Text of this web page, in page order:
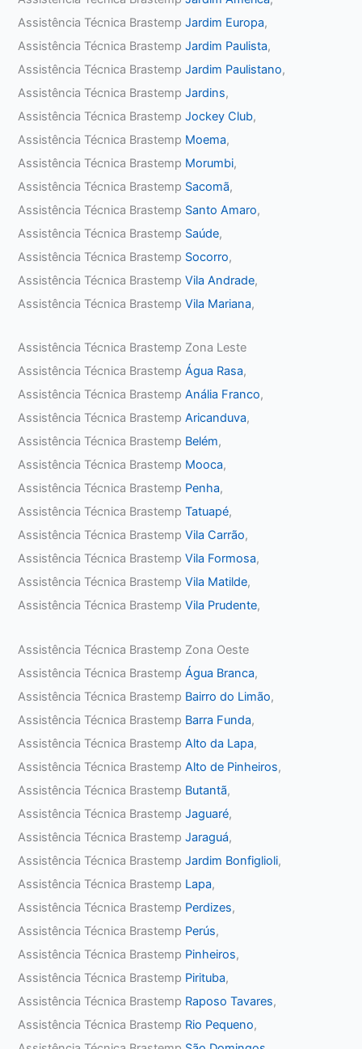
Assistência Técnica BrastempJardim Europa,
Assistência Técnica BrastempJardim Paulista,
Assistência Técnica BrastempJardim Paulistano,
Assistência Técnica BrastempJardins,
Assistência Técnica BrastempJockey Club,
Assistência Técnica Brastemp Moema,
Assistência Técnica Brastemp Morumbi,
Assistência Técnica Brastemp Sacomã,
Assistência Técnica Brastemp Santo Amaro,
Assistência Técnica Brastemp Saúde,
Assistência Técnica Brastemp Socorro,
Assistência Técnica BrastempVila Andrade,
Assistência Técnica BrastempVila Mariana,
Assistência Técnica Brastemp Zona Leste
Assistência Técnica BrastempÁgua Rasa,
Assistência Técnica BrastempAnália Franco,
Assistência Técnica BrastempAricanduva,
Assistência Técnica Brastemp Belém,
Assistência Técnica Brastemp Mooca,
Assistência Técnica Brastemp Penha,
Assistência Técnica BrastempTatuapé,
Assistência Técnica BrastempVila Carrão,
Assistência Técnica BrastempVila Formosa,
Assistência Técnica BrastempVila Matilde,
Assistência Técnica BrastempVila Prudente,
Assistência Técnica Brastemp Zona Oeste
Assistência Técnica BrastempÁgua Branca,
Assistência Técnica Brastemp Bairro do Limão,
Assistência Técnica Brastemp Barra Funda,
Assistência Técnica BrastempAlto da Lapa,
Assistência Técnica BrastempAlto de Pinheiros,
Assistência Técnica Brastemp Butantã,
Assistência Técnica BrastempJaguaré,
Assistência Técnica BrastempJaraguá,
Assistência Técnica BrastempJardim Bonfiglioli,
Assistência Técnica Brastemp Lapa,
Assistência Técnica Brastemp Perdizes,
Assistência Técnica Brastemp Perús,
Assistência Técnica Brastemp Pinheiros,
Assistência Técnica Brastemp Pirituba,
Assistência Técnica Brastemp Raposo Tavares,
Assistência Técnica Brastemp Rio Pequeno,